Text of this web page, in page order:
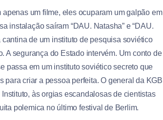
um filme, eles ocuparam um galpão em
instalação saíram “DAU. Natasha” e “DAU.
de um instituto de pesquisa soviético
A segurança do Estado intervém. Um conto de
passa em um instituto soviético secreto que
criar a pessoa perfeita. O general da KGB
às orgias escandalosas de cientistas
polemica no último festival de Berlim.